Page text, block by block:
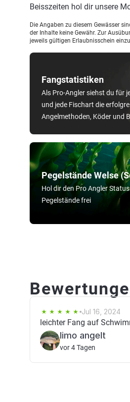
Pegelstände Welse
Hol dir den Pro Angler
Pegelstände frei
Fangstatistiken
Als Pro-Angler siehst du für
und jede Fischart die
Angelmethoden, Köder und
Beisszeiten hol dir unsere
Die Angaben zu diesem Gewässer
der Inhalte keine Gewähr. Zur
jeweils gültigen Erlaubnisschein
Jul 16, 2024
leichter Fang auf
limo angelt
vor 4 Tagen